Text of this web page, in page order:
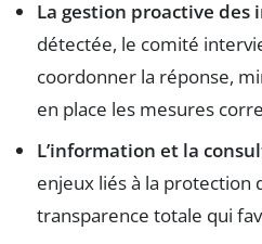
La gestion proactive des
détectée, le comité
coordonner la réponse,
en place les mesures
L’information et la
enjeux liés à la protection
transparence totale qui